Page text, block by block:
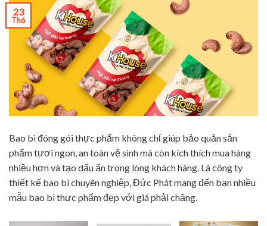
23
Th6
Bao bì đóng gói thực phẩm không chỉ giúp bảo quản sản
phẩm tươi ngon, an toàn vệ sinh mà còn kích thích mua hàng
nhiều hơn và tạo dấu ấn trong lòng khách hàng. Là công ty
thiết kế bao bì chuyên nghiệp, Đức Phát mang đến bạn nhiều
mẫu bao bì thực phẩm đẹp với giá phải chăng.